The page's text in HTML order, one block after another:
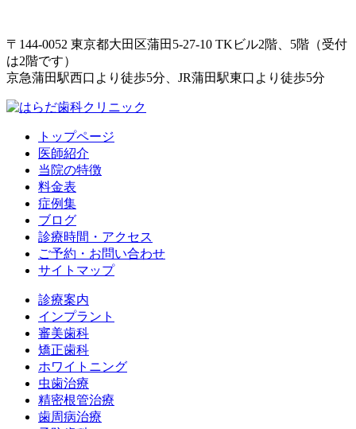
〒144-0052 東京都大田区蒲田5-27-10 TKビル2階、5階（受付
は2階です）
京急蒲田駅西口より徒歩5分、JR蒲田駅東口より徒歩5分
トップページ
医師紹介
当院の特徴
料金表
症例集
ブログ
診療時間・アクセス
ご予約・お問い合わせ
サイトマップ
診療案内
インプラント
審美歯科
矯正歯科
ホワイトニング
虫歯治療
精密根管治療
歯周病治療